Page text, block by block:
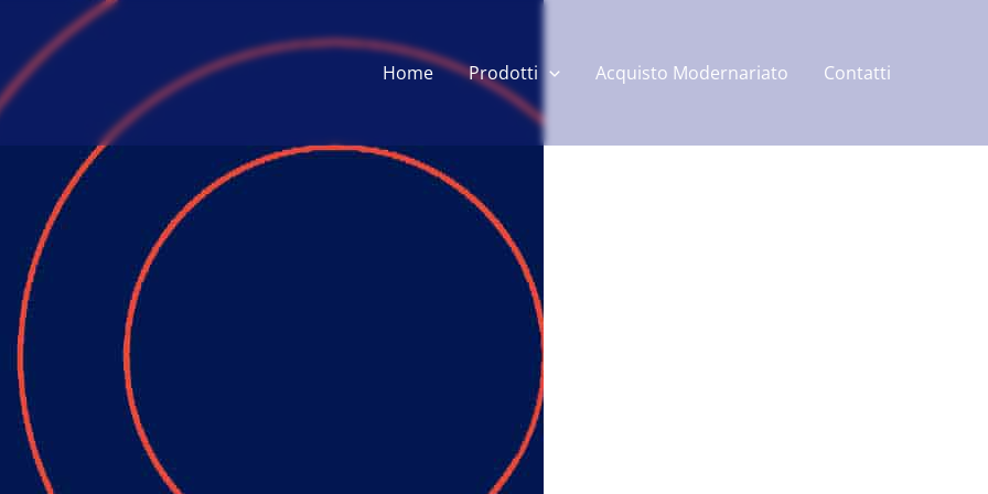
Home Prodotti Acquisto Modernariato Contatti